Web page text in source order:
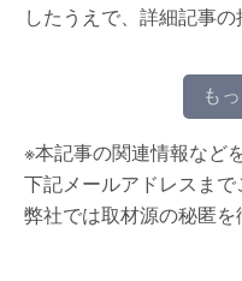
したうえで、詳細記事の
も
※本記事の関連情報など
下記メールアドレスまで
弊社では取材源の秘匿を